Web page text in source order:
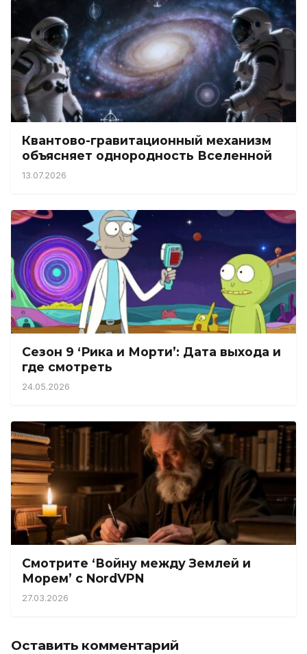
Квантово-гравитационный механизм
объясняет однородность Вселенной
13.07.2026
Сезон 9 ‘Рика и Морти’: Дата выхода и
где смотреть
24.05.2026
Смотрите ‘Войну между Землей и
Морем’ с NordVPN
27.03.2026
Оставить комментарий